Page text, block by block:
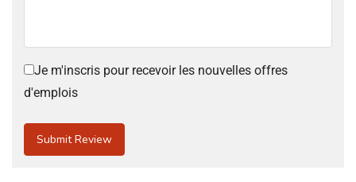
Je m'inscris pour recevoir les nouvelles offres
d'emplois